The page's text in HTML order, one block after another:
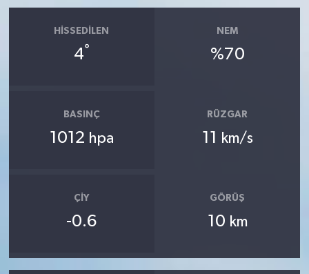
HISSEDILEN
4°
NEM
%70
BASINÇ
1012 hpa
RÜZGAR
11 km/s
ÇIY
-0.6
GÖRÜŞ
10 km